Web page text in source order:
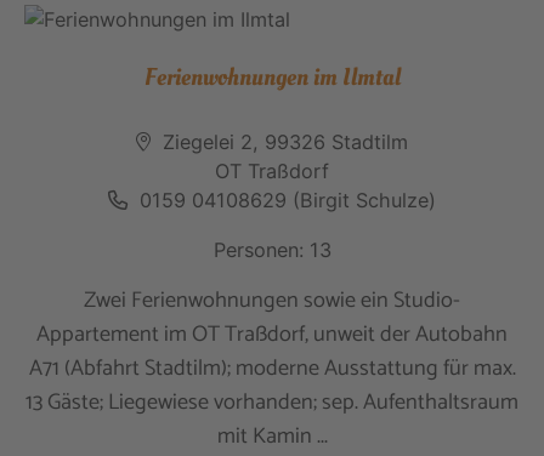
Ferienwohnungen im Ilmtal
Ziegelei 2, 99326 Stadtilm
OT Traßdorf
0159 04108629 (Birgit Schulze)
Personen: 13
Zwei Ferienwohnungen sowie ein Studio-
Appartement im OT Traßdorf, unweit der Autobahn
A71 (Abfahrt Stadtilm); moderne Ausstattung für max.
13 Gäste; Liegewiese vorhanden; sep. Aufenthaltsraum
mit Kamin ...